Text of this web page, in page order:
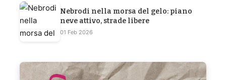
Nebrodi nella morsa del gelo: piano
neve attivo, strade libere
01 Feb 2026